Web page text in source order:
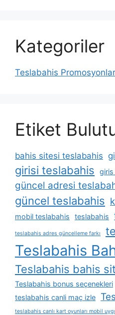
Kategoriler
Teslabahis Promosyonlar
Etiket
bahis sitesi teslabahis
girisi teslabahis giris
güncel adresi
güncel teslabahis
mobil teslabahis teslabahis
teslabahis adres güncelleme farkı
Teslabahis
Teslabahis bahis
Teslabahis bonus seçenekleri
teslabahis canli maç izle
teslabahis canlı kart oyunları mobil